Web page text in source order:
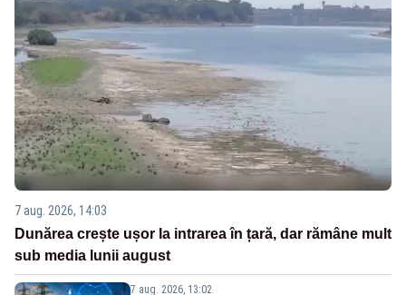
7 aug. 2026, 14:03
Dunărea crește ușor la intrarea în țară, dar rămâne mult
sub media lunii august
7 aug. 2026, 13:02